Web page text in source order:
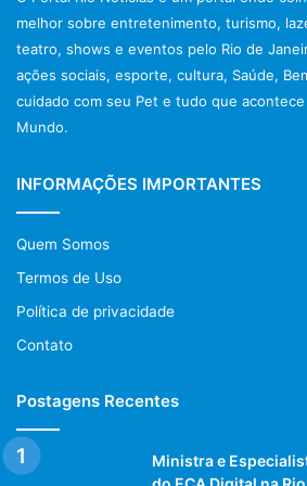
melhor sobre entretenimento, turismo,
teatro, shows e eventos pelo Rio de
ações sociais, esporte, cultura, Saúde,
cuidado com seu Pet e tudo que
Mundo.
INFORMAÇÕES IMPORTANTES
Quem Somos
Termos de Uso
Política de privacidade
Contato
Postagens Recentes
Ministra e